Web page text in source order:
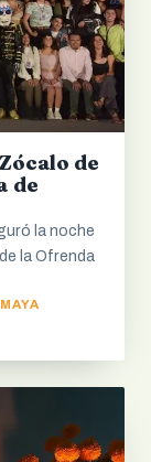
de
de
la noche
la Ofrenda